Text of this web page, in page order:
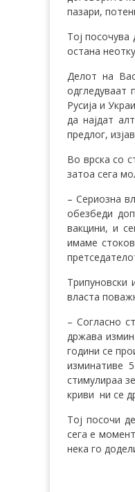
пазари,
Тој посочува
остана
Делот на
одгледуваат
Русија и
да најдат
предлог,
Во врска со
затоа сега
– Сериозна
обезбеди
вакцини, и
имаме
Трипуновски
власта
– Согласно
држава
години се
изминативе
стимулираа
криви ни се
Тој посочи
сега е
нека го